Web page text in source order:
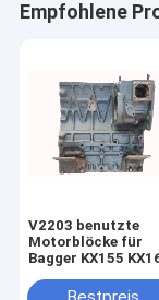
Empfohlene
V2203 benutzte
Motorblöcke für
Bagger KX155